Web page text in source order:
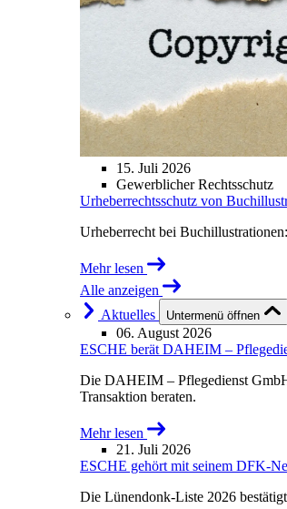
15. Juli 2026
Gewerblicher Rechtsschutz
Urheberrechtsschutz von
Urheberrecht bei
Mehr lesen
Alle anzeigen
Aktuelles
Untermenü öffnen
06. August 2026
ESCHE berät DAHEIM –
Die DAHEIM – Pflegedienst
Transaktion beraten.
Mehr lesen
21. Juli 2026
ESCHE gehört mit seinem DFK-
Die Lünendonk-Liste 2026